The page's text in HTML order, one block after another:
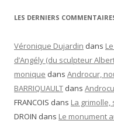
LES DERNIERS
Véronique Dujardin dans
d’Angély (du sculpteur
monique dans Androcur,
BARRIQUAULT dans
FRANCOIS dans La
DROIN dans Le monument